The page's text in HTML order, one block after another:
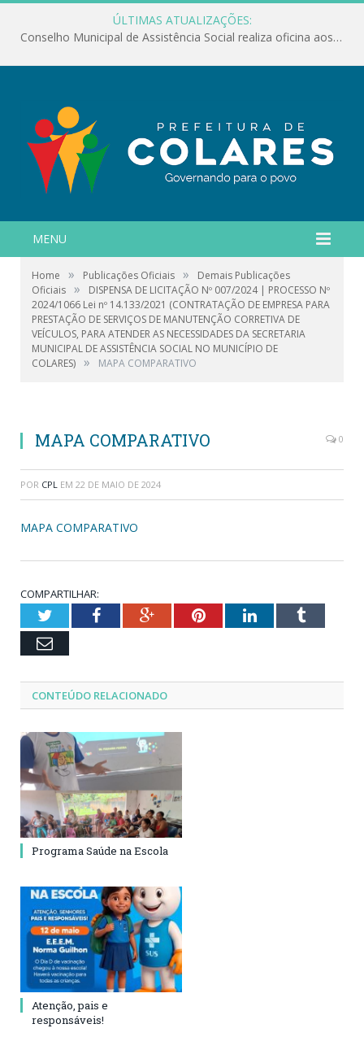
ÚLTIMAS ATUALIZAÇÕES:
Conselho Municipal de Assistência Social realiza oficina aos servidores
MENU
Home » Publicações Oficiais »
Demais Publicações
Oficiais »
DISPENSA DE LICITAÇÃO Nº 007/2024 | PROCESSO Nº
2024/1066 Lei nº 14.133/2021 (CONTRATAÇÃO DE EMPRESA PARA
PRESTAÇÃO DE SERVIÇOS DE MANUTENÇÃO CORRETIVA DE
VEÍCULOS, PARA ATENDER AS NECESSIDADES DA SECRETARIA
MUNICIPAL DE ASSISTÊNCIA SOCIAL NO MUNICÍPIO DE
COLARES) » MAPA COMPARATIVO
MAPA COMPARATIVO 0
POR CPL EM 22 DE MAIO DE 2024
MAPA COMPARATIVO
COMPARTILHAR:
TwitterFacebookGoogle+PinterestLinkedInTumblr
Email
CONTEÚDO RELACIONADO
Programa Saúde na Escola
Atenção, pais e
responsáveis!